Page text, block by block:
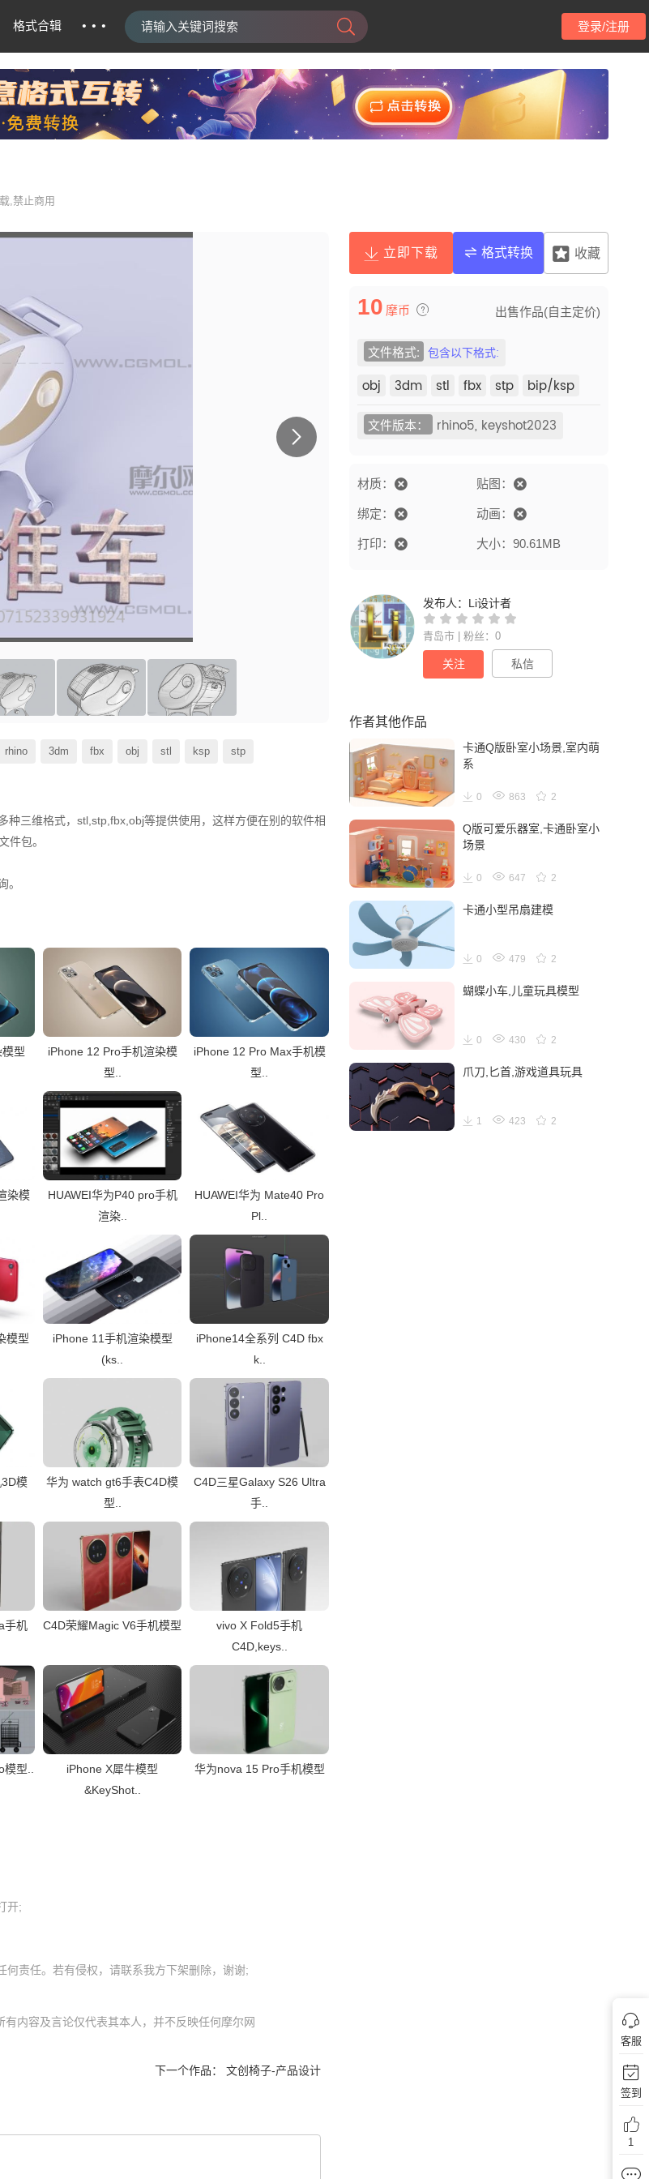
格式合辑 ··· 登录/注册
,禁止商用
rhino 3dm fbx obj stl ksp stp
三维格式，stl,stp,fbx,obj等提供使用，这样方便在别的软件相
件包。
。
型
iPhone 12 Pro手机渲染模
型..
iPhone 12 Pro Max手机模
型..
染模
HUAWEI华为P40 pro手机
渲染..
HUAWEI华为 Mate40 Pro
Pl..
模型
iPhone 11手机渲染模型
(ks..
iPhone14全系列 C4D fbx
k..
模
华为 watch gt6手表C4D模
型..
C4D三星Galaxy S26 Ultra
手..
手机
C4D荣耀Magic V6手机模型
vivo X Fold5手机
C4D,keys..
型..
iPhone X犀牛模型
&KeyShot..
华为nova 15 Pro手机模型
开;
内容及言论仅代表其本人，并不反映任何摩尔网
下一个作品： 文创椅子-产品设计
立即下载 格式转换 收藏
10 摩币 出售作品(自主定价)
文件格式: 包含以下格式:
obj 3dm stl fbx stp bip/ksp
文件版本： rhino5, keyshot2023
材质： 贴图：
绑定： 动画：
打印： 大小：90.61MB
发布人： Li设计者
青岛市 | 粉丝：0
关注 私信
作者其他作品
卡通Q版卧室小场景,室内萌
系
0 863 2
Q版可爱乐器室,卡通卧室小
场景
0 647 2
卡通小型吊扇建模
0 479 2
蝴蝶小车,儿童玩具模型
0 430 2
爪刀,匕首,游戏道具玩具
1 423 2
客服
签到
1